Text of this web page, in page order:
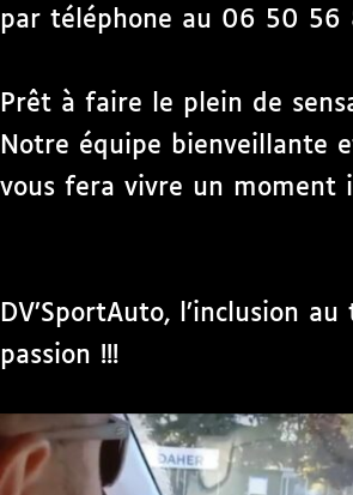
par téléphone au 06 50 56
Prêt à faire le plein de
Notre équipe bienveillante
vous fera vivre un moment
DV’SportAuto, l’inclusion au
passion !!!